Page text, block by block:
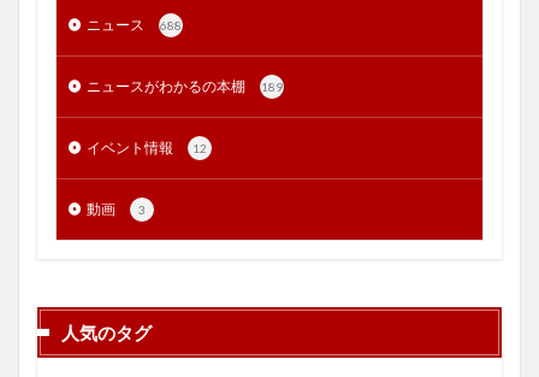
ニュース 688
ニュースがわかるの本棚 189
イベント情報 12
動画 3
人気のタグ